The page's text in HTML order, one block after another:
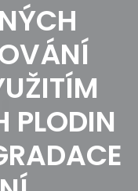
PLODIN